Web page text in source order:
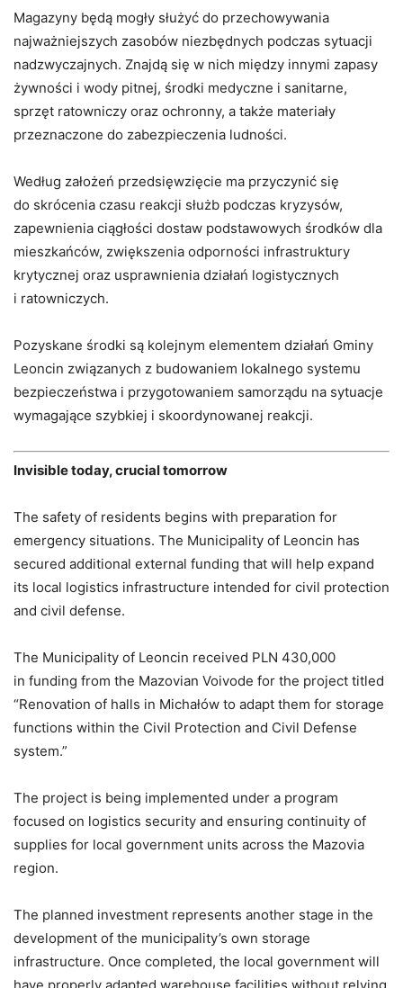
Magazyny będą mogły służyć do przechowywania
najważniejszych zasobów niezbędnych podczas sytuacji
nadzwyczajnych. Znajdą się w nich między innymi zapasy
żywności i wody pitnej, środki medyczne i sanitarne,
sprzęt ratowniczy oraz ochronny, a także materiały
przeznaczone do zabezpieczenia ludności.
Według założeń przedsięwzięcie ma przyczynić się
do skrócenia czasu reakcji służb podczas kryzysów,
zapewnienia ciągłości dostaw podstawowych środków dla
mieszkańców, zwiększenia odporności infrastruktury
krytycznej oraz usprawnienia działań logistycznych
i ratowniczych.
Pozyskane środki są kolejnym elementem działań Gminy
Leoncin związanych z budowaniem lokalnego systemu
bezpieczeństwa i przygotowaniem samorządu na sytuacje
wymagające szybkiej i skoordynowanej reakcji.
Invisible today, crucial tomorrow
The safety of residents begins with preparation for
emergency situations. The Municipality of Leoncin has
secured additional external funding that will help expand
its local logistics infrastructure intended for civil protection
and civil defense.
The Municipality of Leoncin received PLN 430,000
in funding from the Mazovian Voivode for the project titled
“Renovation of halls in Michałów to adapt them for storage
functions within the Civil Protection and Civil Defense
system.”
The project is being implemented under a program
focused on logistics security and ensuring continuity of
supplies for local government units across the Mazovia
region.
The planned investment represents another stage in the
development of the municipality’s own storage
infrastructure. Once completed, the local government will